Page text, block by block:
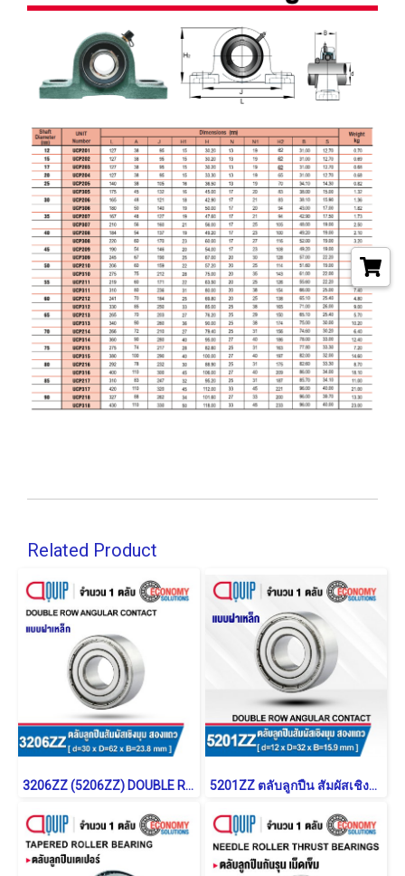
Related Product
3206ZZ (5206ZZ) DOUBLE ROW ANGULAR CONTACT BALL BEARING 5201ZZ ตลับลูกปืน สัมผัสเชิงมุม 2 แถว แบบฝาเหล็ก (DOUBLE ROW ANGULAR CONTACT BALL BEARING)